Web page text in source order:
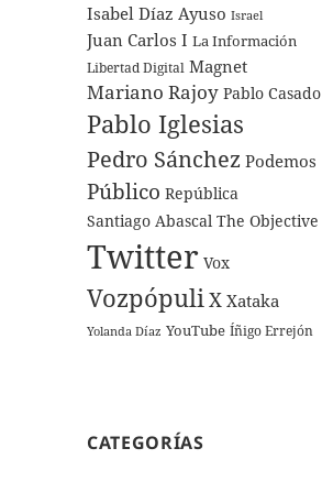
Isabel Díaz Ayuso Israel
Juan Carlos I La Información
Libertad Digital Magnet
Mariano Rajoy Pablo Casado
Pablo Iglesias
Pedro Sánchez Podemos
Público República
Santiago Abascal The Objective
Twitter Vox
Vozpópuli X Xataka
Yolanda Díaz YouTube Íñigo Errejón
CATEGORÍAS